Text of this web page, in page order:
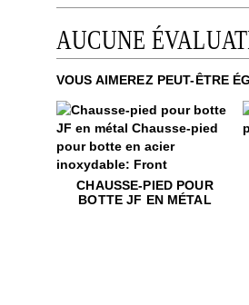
AUCUNE
VOUS AIMEREZ PEUT-ÊTRE
Chausse-pied pour botte JF en
CHAUSSE-PIED POUR
BOTTE JF EN MÉTAL